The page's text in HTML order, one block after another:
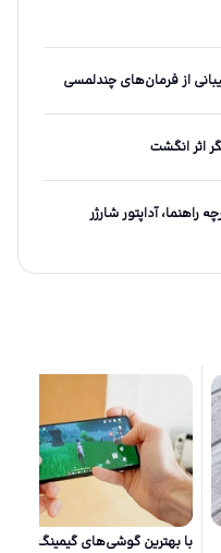
از فرمان‌های چندلمسی
اثر انگشت
راهنما، آداپتور شارژر
با بهترین گوشی‌های گیمینگ حال